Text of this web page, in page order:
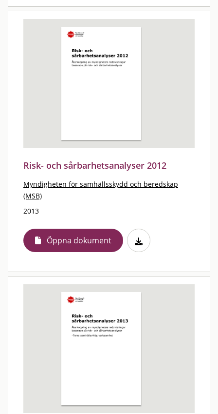
Risk- och sårbarhetsanalyser 2012
Myndigheten för samhällsskydd och beredskap
(MSB)
2013
Öppna dokument